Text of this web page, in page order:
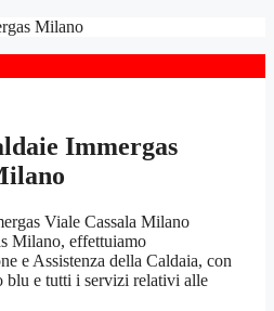
Milano
Immergas
Viale Cassala Milano
Milano, effettuiamo
e Assistenza della Caldaia, con
e tutti i servizi relativi alle